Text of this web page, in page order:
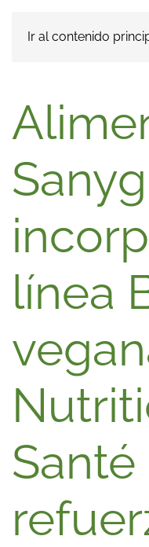
Ir al contenido
línea